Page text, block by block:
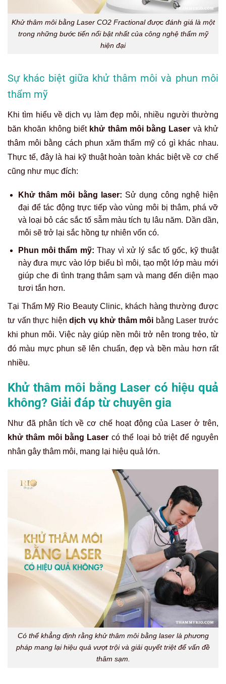
Khử thâm môi bằng Laser CO2 Fractional được đánh giá là một
trong những bước tiến nổi bật nhất của công nghệ thẩm mỹ
hiện đại
Sự khác biệt giữa khử thâm môi và phun môi
thẩm mỹ
Khi tìm hiểu về dịch vụ làm đẹp môi, nhiều người thường
băn khoăn không biết khử thâm môi bằng Laser và khử
thâm môi bằng cách phun xăm thẩm mỹ có gì khác nhau.
Thực tế, đây là hai kỹ thuật hoàn toàn khác biệt về cơ chế
cũng như mục đích:
Khử thâm môi bằng laser: Sử dụng công nghệ hiện
đại để tác động trực tiếp vào vùng môi bị thâm, phá vỡ
và loại bỏ các sắc tố sẫm màu tích tụ lâu năm. Dần dần,
môi sẽ trở lại sắc hồng tự nhiên vốn có.
Phun môi thẩm mỹ: Thay vì xử lý sắc tố gốc, kỹ thuật
này đưa mực vào lớp biểu bì môi, tạo một lớp màu mới
giúp che đi tình trạng thâm sạm và mang đến diện mạo
tươi tắn hơn.
Tại Thẩm Mỹ Rio Beauty Clinic, khách hàng thường được
tư vấn thực hiệndịch vụ khử thâm môi bằng Laser trước
khi phun môi. Việc này giúp nền môi trở nên trong trẻo, từ
đó màu mực phun sẽ lên chuẩn, đẹp và bền màu hơn rất
nhiều.
Khử thâm môi bằng Laser có hiệu quả
không? Giải đáp từ chuyên gia
Như đã phân tích về cơ chế hoạt động của Laser ở trên,
khử thâm môi bằng Laser có thể loại bỏ triệt để nguyên
nhân gây thâm môi, mang lại hiệu quả lớn.
Có thể khẳng định rằng khử thâm môi bằng laser là phương
pháp mang lại hiệu quả vượt trội và giải quyết triệt để vấn đề
thâm sạm.